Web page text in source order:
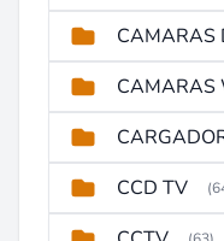
CAMARAS
CAMARAS
CCD TV